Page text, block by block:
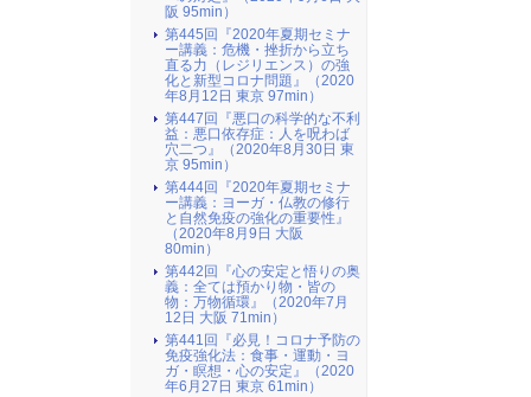
阪 95min）
第445回『2020年夏期セミナ
ー講義：危機・挫折から立ち
直る力（レジリエンス）の強
化と新型コロナ問題』（2020
年8月12日 東京 97min）
第447回『悪口の科学的な不利
益：悪口依存症：人を呪わば
穴二つ』（2020年8月30日 東
京 95min）
第444回『2020年夏期セミナ
ー講義：ヨーガ・仏教の修行
と自然免疫の強化の重要性』
（2020年8月9日 大阪
80min）
第442回『心の安定と悟りの奥
義：全ては預かり物・皆の
物：万物循環』（2020年7月
12日 大阪 71min）
第441回『必見！コロナ予防の
免疫強化法：食事・運動・ヨ
ガ・瞑想・心の安定』（2020
年6月27日 東京 61min）